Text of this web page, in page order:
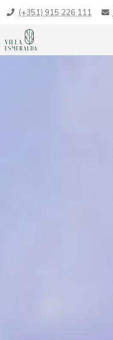
(+351) 915 226 111